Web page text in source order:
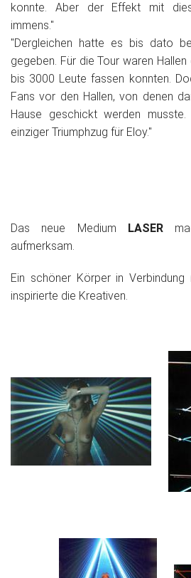
konnte. Aber der Effekt mit
immens."
"Dergleichen hatte es bis dato
gegeben. Für die Tour waren
bis 3000 Leute fassen konnten.
Fans vor den Hallen, von denen
Hause geschickt werden
einziger Triumphzug für Eloy."
Das neue Medium LASER
aufmerksam.
Ein schöner Körper in
inspirierte die Kreativen.